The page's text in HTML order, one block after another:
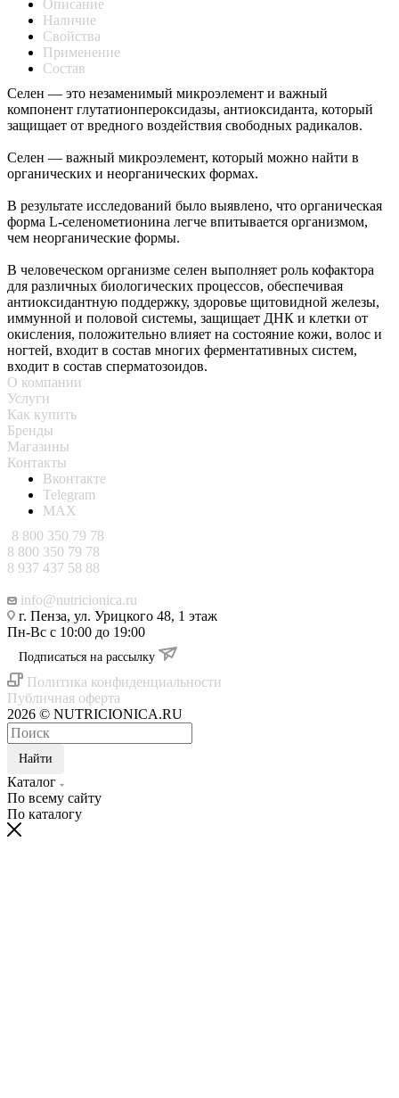
Описание
Наличие
Свойства
Применение
Состав
Селен — это незаменимый микроэлемент и важный
компонент глутатионпероксидазы, антиоксиданта, который
защищает от вредного воздействия свободных радикалов.
Селен — важный микроэлемент, который можно найти в
органических и неорганических формах.
В результате исследований было выявлено, что органическая
форма L-селенометионина легче впитывается организмом,
чем неорганические формы.
В человеческом организме селен выполняет роль кофактора
для различных биологических процессов, обеспечивая
антиоксидантную поддержку, здоровье щитовидной железы,
иммунной и половой системы, защищает ДНК и клетки от
окисления, положительно влияет на состояние кожи, волос и
ногтей, входит в состав многих ферментативных систем,
входит в состав сперматозоидов.
О компании
Услуги
Как купить
Бренды
Магазины
Контакты
Вконтакте
Telegram
MAX
8 800 350 79 78
8 800 350 79 78
8 937 437 58 88
info@nutricionica.ru
г. Пенза, ул. Урицкого 48, 1 этаж
Пн-Вс с 10:00 до 19:00
Подписаться на рассылку
Политика конфиденциальности
Публичная оферта
2026 © NUTRICIONICA.RU
Найти
Каталог
По всему сайту
По каталогу